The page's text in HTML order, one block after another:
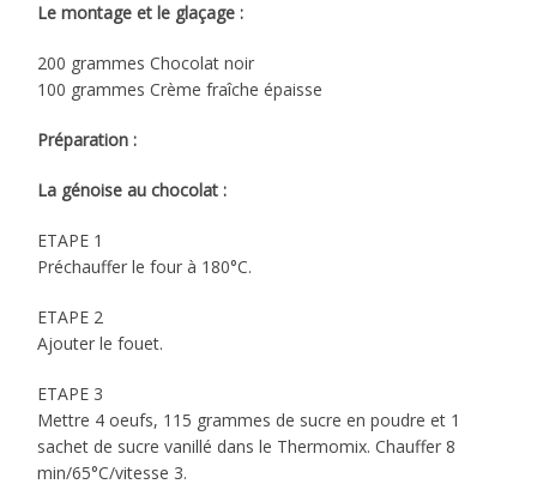
Le montage et le glaçage :
200 grammes Chocolat noir
100 grammes Crème fraîche épaisse
Préparation :
La génoise au chocolat :
ETAPE 1
Préchauffer le four à 180°C.
ETAPE 2
Ajouter le fouet.
ETAPE 3
Mettre 4 oeufs, 115 grammes de sucre en poudre et 1
sachet de sucre vanillé dans le Thermomix. Chauffer 8
min/65°C/vitesse 3.